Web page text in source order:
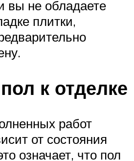
вы не обладаете
плитки,
к отделке
работ
от состояния
означает, что пол